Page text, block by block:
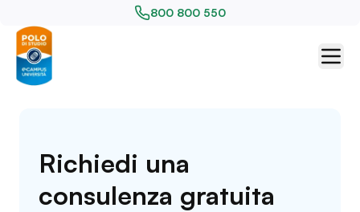
800 800 550
Richiedi una
consulenza gratuita